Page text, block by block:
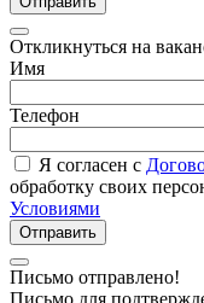
Откликнуться на
Имя
Телефон
Я согласен с
обработку своих
Условиями
Отправить
Письмо отправлено!
Письмо для